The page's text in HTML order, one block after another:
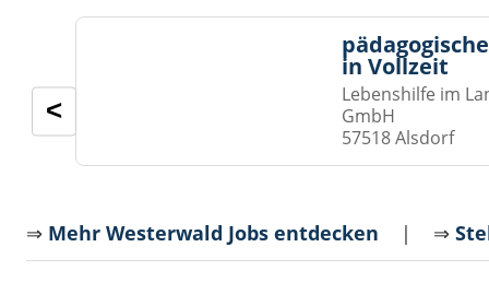
in Vollzeit
Lebenshilfe im
GmbH
57518 Alsdorf
<
⇒ Mehr Westerwald Jobs entdecken | ⇒